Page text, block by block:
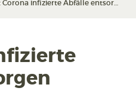
Mit Corona infizierte Abfälle entsorgen